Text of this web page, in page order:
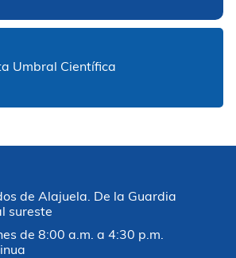
Umbral Científica
de Alajuela. De la Guardia
sureste
de 8:00 a.m. a 4:30 p.m.